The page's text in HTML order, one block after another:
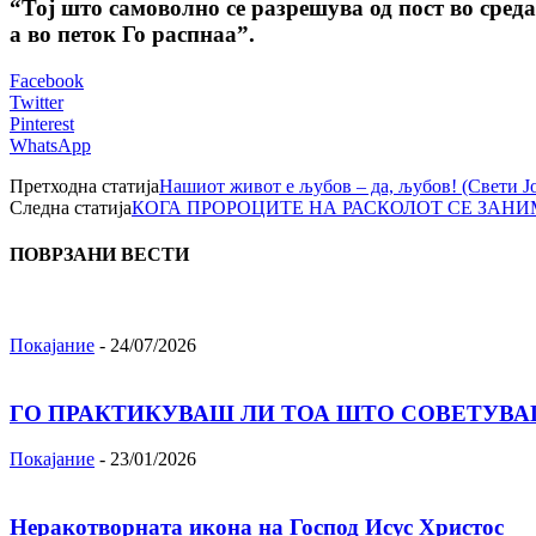
“Тој што самоволно се разрешува од пост во
а во петок Го распнаа”.
Facebook
Twitter
Pinterest
WhatsApp
Претходна статијаНашиот живот e љубов – да, љубов! (Свети
Следна статијаКОГА ПРОРОЦИТЕ НА РАСКОЛОТ СЕ
ПОВРЗАНИ ВЕСТИ
Покајание - 24/07/2026
ГО ПРАКТИКУВАШ ЛИ ТОА ШТО
Покајание - 23/01/2026
Неракотворната икона на Господ Исус Христос